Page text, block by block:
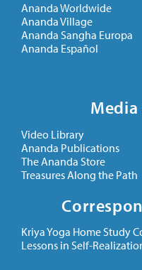
Ananda Worldwide
Ananda Village
Ananda Sangha Europa
Ananda Español
Video Library
Ananda Publications
The Ananda Store
Treasures Along the Path
Kriya Yoga Home Study
Lessons in Self-